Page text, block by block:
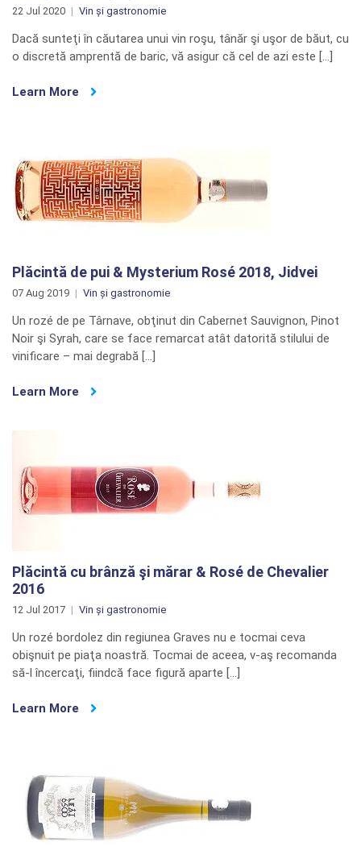
22 Jul 2020 Vin și gastronomie
Dacă sunteţi în căutarea unui vin roşu, tânăr şi uşor de băut, cu
o discretă amprentă de baric, vă asigur că cel de azi este […]
Learn More
Plăcintă de pui & Mysterium Rosé 2018, Jidvei
07 Aug 2019 Vin și gastronomie
Un rozé de pe Târnave, obţinut din Cabernet Sauvignon, Pinot
Noir şi Syrah, care se face remarcat atât datorită stilului de
vinificare – mai degrabă […]
Learn More
Plăcintă cu brânză şi mărar & Rosé de Chevalier
2016
12 Jul 2017 Vin și gastronomie
Un rozé bordolez din regiunea Graves nu e tocmai ceva
obişnuit pe piaţa noastră. Tocmai de aceea, v-aş recomanda
să-l încercaţi, fiindcă face figură aparte […]
Learn More